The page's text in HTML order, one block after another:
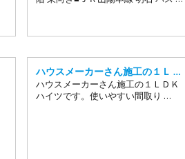
ハウスメーカーさん施工の１Ｌ …
ハウスメーカーさん施工の１ＬＤＫ
ハイツです。使いやすい間取り …